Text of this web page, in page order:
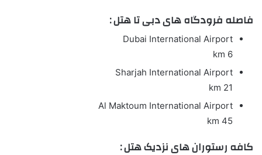
فاصله فرودگاه های دبی تا هتل :
Dubai International Airport
6 km
Sharjah International Airport
21 km
Al Maktoum International Airport
45 km
کافه رستوران های نزدیک هتل :